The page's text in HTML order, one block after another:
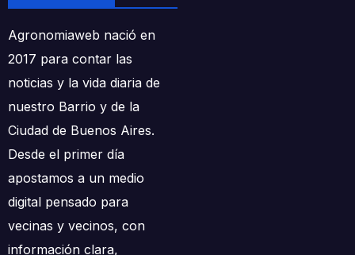
Agronomiaweb nació en
2017 para contar las
noticias y la vida diaria de
nuestro Barrio y de la
Ciudad de Buenos Aires.
Desde el primer día
apostamos a un medio
digital pensado para
vecinas y vecinos, con
información clara,